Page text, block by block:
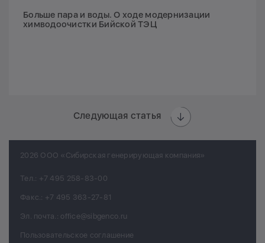
Больше пара и воды. О ходе модернизации
химводоочистки Бийской ТЭЦ
Следующая статья
2026 ООО «Сибирская генерирующая компания»
Тел.: +7 495 258-83-00
Факс.: +7 495 363-27-81
Эл. почта.: office@sibgenco.ru
Пользовательское соглашение